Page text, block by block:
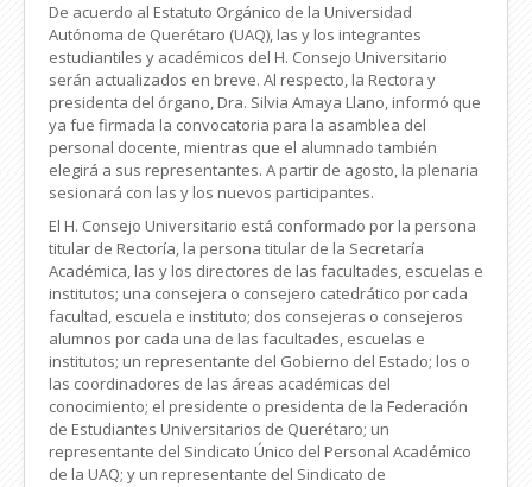
De acuerdo al Estatuto Orgánico de la Universidad
Autónoma de Querétaro (UAQ), las y los integrantes
estudiantiles y académicos del H. Consejo Universitario
serán actualizados en breve. Al respecto, la Rectora y
presidenta del órgano, Dra. Silvia Amaya Llano, informó que
ya fue firmada la convocatoria para la asamblea del
personal docente, mientras que el alumnado también
elegirá a sus representantes. A partir de agosto, la plenaria
sesionará con las y los nuevos participantes.
El H. Consejo Universitario está conformado por la persona
titular de Rectoría, la persona titular de la Secretaría
Académica, las y los directores de las facultades, escuelas e
institutos; una consejera o consejero catedrático por cada
facultad, escuela e instituto; dos consejeras o consejeros
alumnos por cada una de las facultades, escuelas e
institutos; un representante del Gobierno del Estado; los o
las coordinadores de las áreas académicas del
conocimiento; el presidente o presidenta de la Federación
de Estudiantes Universitarios de Querétaro; un
representante del Sindicato Único del Personal Académico
de la UAQ; y un representante del Sindicato de